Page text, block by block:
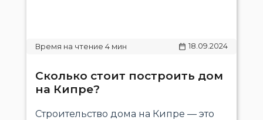
18.09.2024
Сколько стоит построить дом
на Кипре?
Строительство дома на Кипре — это